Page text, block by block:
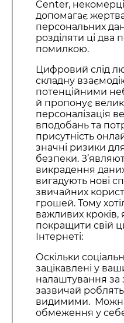
Center,
допомагає
персональних
розділяти ці два
помилкою.
Цифровий слід
складну
потенційними
й пропонує
персоналізація
вподобань та
присутність
значні ризики
безпеки.
викрадення
вигадують нові
звичайних
грошей. Тому
важливих кроків,
покращити свій
Інтернеті:
Оскільки
зацікавлені у
налаштування
зазвичай
видимими. Можна
обмеження у себе